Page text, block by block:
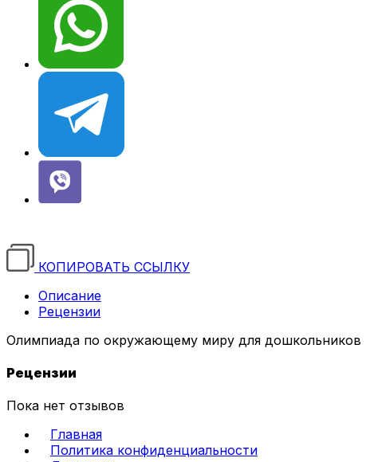
КОПИРОВАТЬ ССЫЛКУ
Описание
Рецензии
Олимпиада по окружающему миру для дошкольников
Рецензии
Пока нет отзывов
Главная
Политика конфиденциальности